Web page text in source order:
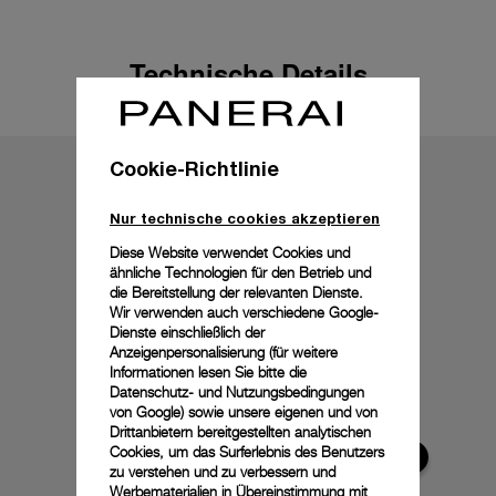
Technische Details
Cookie-Richtlinie
Nur technische cookies akzeptieren
Diese Website verwendet Cookies und
ähnliche Technologien für den Betrieb und
die Bereitstellung der relevanten Dienste.
Wir verwenden auch verschiedene Google-
Dienste einschließlich der
Anzeigenpersonalisierung (für weitere
Informationen lesen Sie bitte die
Datenschutz- und Nutzungsbedingungen
von Google) sowie unsere eigenen und von
Drittanbietern bereitgestellten analytischen
Cookies, um das Surferlebnis des Benutzers
zu verstehen und zu verbessern und
Werbematerialien in Übereinstimmung mit